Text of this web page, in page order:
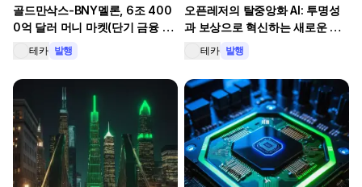
골드만삭스-BNY멜론, 6조 400
0억 달러 머니 마켓(단기 금융 시
장) '토큰화' 블록체인 혁명
테카 발행
오픈레저의 탈중앙화 AI: 투명성
과 보상으로 혁신하는 새로운 데
이터 경제
테카 발행